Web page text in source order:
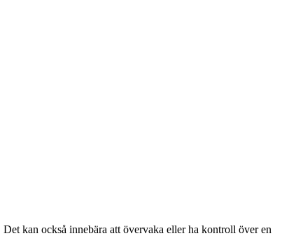
kan också innebära att övervaka eller ha kontroll över en